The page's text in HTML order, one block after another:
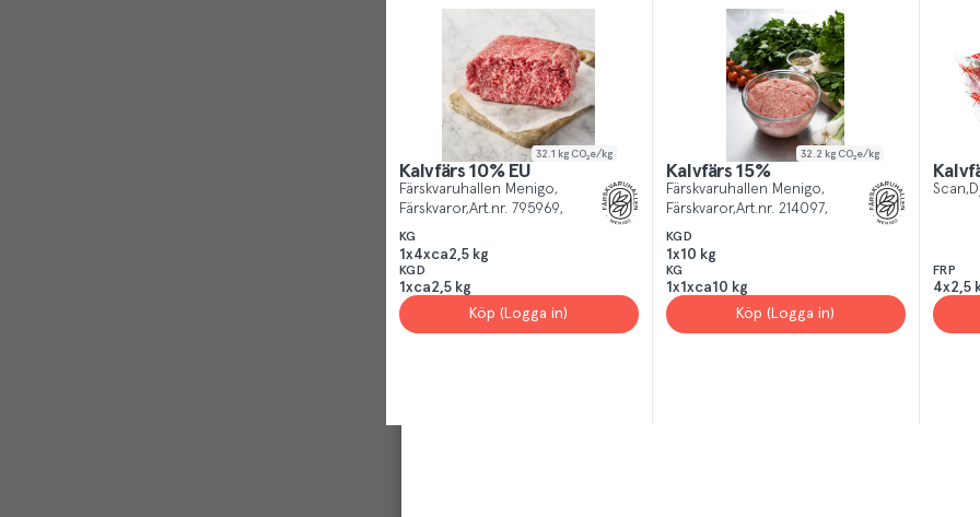
32.1 kg CO₂e/kg
Kalvfärs 10% EU
Färskvaruhallen Menigo
Färskvaror Art.nr. 795969
KG
1x4xca2,5 kg
KGD
1xca2,5 kg
Köp (Logga in)
32.2 kg CO₂e/kg
Kalvfärs 15%
Färskvaruhallen Menigo
Färskvaror Art.nr. 214097
KGD
1x10 kg
KG
1x1xca10 kg
Köp (Logga in)
Scan
FRP
4x2,5